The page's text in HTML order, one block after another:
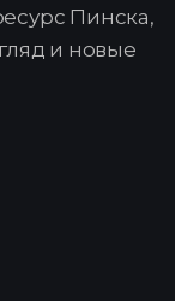
Пинска,
и новые